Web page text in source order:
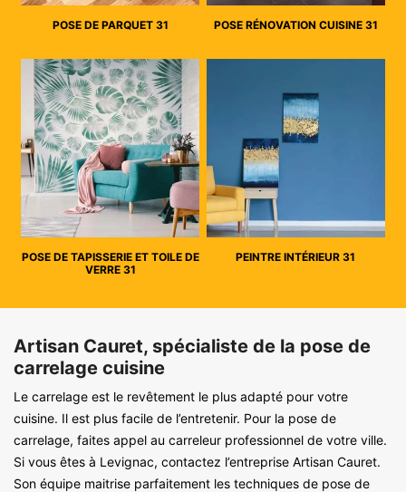
POSE DE PARQUET 31 POSE RÉNOVATION CUISINE 31
POSE DE TAPISSERIE ET TOILE DE
VERRE 31
PEINTRE INTÉRIEUR 31
Artisan Cauret, spécialiste de la pose de
carrelage cuisine
Le carrelage est le revêtement le plus adapté pour votre
cuisine. Il est plus facile de l’entretenir. Pour la pose de
carrelage, faites appel au carreleur professionnel de votre ville.
Si vous êtes à Levignac, contactez l’entreprise Artisan Cauret.
Son équipe maitrise parfaitement les techniques de pose de